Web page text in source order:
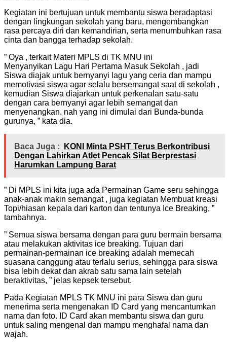
Kegiatan ini bertujuan untuk membantu siswa beradaptasi
dengan lingkungan sekolah yang baru, mengembangkan
rasa percaya diri dan kemandirian, serta menumbuhkan rasa
cinta dan bangga terhadap sekolah.
” Oya , terkait Materi MPLS di TK MNU ini
Menyanyikan Lagu Hari Pertama Masuk Sekolah , jadi
Siswa diajak untuk bernyanyi lagu yang ceria dan mampu
memotivasi siswa agar selalu bersemangat saat di sekolah ,
kemudian Siswa diajarkan untuk perkenalan satu-satu
dengan cara bernyanyi agar lebih semangat dan
menyenangkan, nah yang ini dimulai dari Bunda-bunda
gurunya, ” kata dia.
Baca Juga :
KONI Minta PSHT Terus Berkontribusi
Dengan Lahirkan Atlet Pencak Silat Berprestasi
Harumkan Lampung Barat
” Di MPLS ini kita juga ada Permainan Game seru sehingga
anak-anak makin semangat , juga kegiatan Membuat kreasi
Topi/hiasan kepala dari karton dan tentunya Ice Breaking, ”
tambahnya.
” Semua siswa bersama dengan para guru bermain bersama
atau melakukan aktivitas ice breaking. Tujuan dari
permainan-permainan ice breaking adalah memecah
suasana canggung atau terlalu serius, sehingga para siswa
bisa lebih dekat dan akrab satu sama lain setelah
beraktivitas, ” jelas kepsek tersebut.
Pada Kegiatan MPLS TK MNU ini para Siswa dan guru
menerima serta mengenakan ID Card yang mencantumkan
nama dan foto. ID Card akan membantu siswa dan guru
untuk saling mengenal dan mampu menghafal nama dan
wajah.